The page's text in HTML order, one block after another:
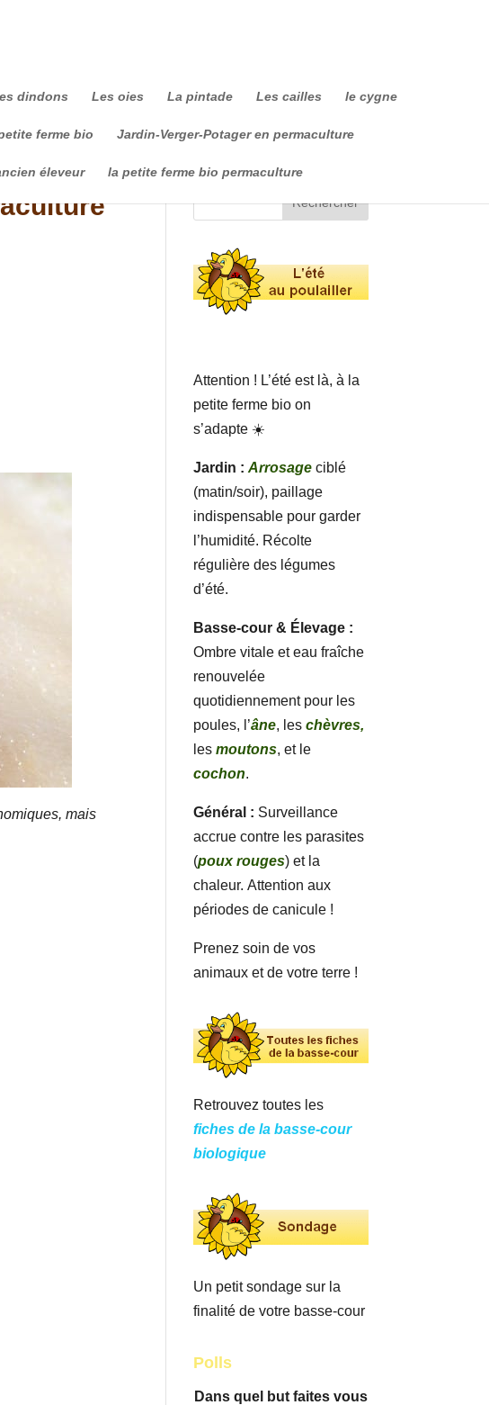
dindons Les oies La pintade Les cailles le cygne
ferme bio Jardin-Verger-Potager en permaculture
éleveur la petite ferme bio permaculture
mais
Attention ! L’été est là, à la
petite ferme bio on
s’adapte ☀️
Jardin : Arrosage ciblé
(matin/soir), paillage
indispensable pour garder
l’humidité. Récolte
régulière des légumes
d’été.
Basse-cour & Élevage :
Ombre vitale et eau fraîche
renouvelée
quotidiennement pour les
poules, l’âne, leschèvres,
lesmoutons, et le
cochon.
Général : Surveillance
accrue contre les parasites
(poux rouges) et la
chaleur. Attention aux
périodes de canicule !
Prenez soin de vos
animaux et de votre terre !
Retrouvez toutes les
fiches de la basse-cour
biologique
Un petit sondage sur la
finalité de votre basse-cour
Polls
Dans quel but faites vous